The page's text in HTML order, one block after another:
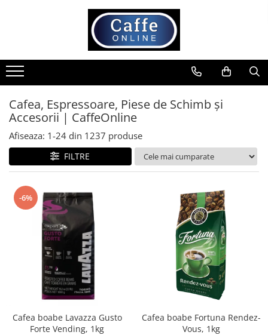
Cafea
Cafea Boabe
Capsule Cafea
Cafea Macinata
Cafea Instant
Espressoare
Aparate Automate
Aparate capsule
Aparate clasice
Accesorii
Complementare
Diverse
Cafea, Espressoare, Piese de Schimb și
Accesorii | CaffeOnline
Afiseaza: 1-24 din 1237 produse
FILTRE
-6%
Cafea boabe Lavazza Gusto
Forte Vending, 1kg
Cafea boabe Fortuna Rendez-
Vous, 1kg